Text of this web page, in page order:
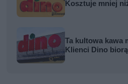
Kosztuje mniej
Ta kultowa kawa
Klienci Dino